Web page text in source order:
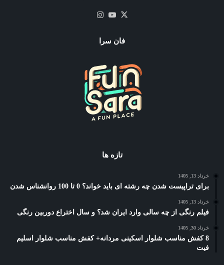
X یوتیوب
فان سرا
تازه ها
خرداد 13, 1405
برای تراپیست شدن چه رشته ای باید خواند؟ 0 تا 100 روانشناس شدن
خرداد 13, 1405
فیلم رنگی از چه سالی وارد ایران شد؟ و سال اختراع دوربین رنگی
خرداد 30, 1405
8 کفش مناسب شلوار اسکینی مردانه+ کفش مناسب شلوار اسلیم
فیت